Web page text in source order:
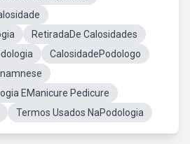
RetiradaDe Calosidades
CalosidadePodologo
EManicure Pedicure
Termos Usados NaPodologia